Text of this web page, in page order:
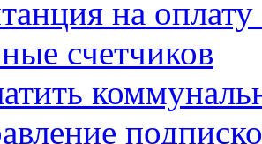
на
счетчиков